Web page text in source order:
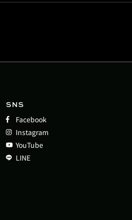
SNS
Facebook
Instagram
YouTube
LINE